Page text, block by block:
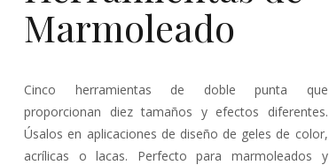
Marmoleado
Cinco herramientas de doble punta que
proporcionan diez tamaños y efectos diferentes.
Úsalos en aplicaciones de diseño de geles de color,
acrílicas o lacas. Perfecto para marmoleados y